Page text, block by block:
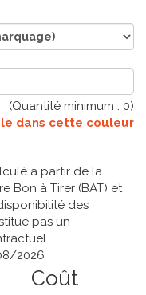
(Quantité minimum : 0)
dans cette couleur
à partir de la
Bon à Tirer (BAT) et
des
pas un
2026
Coût